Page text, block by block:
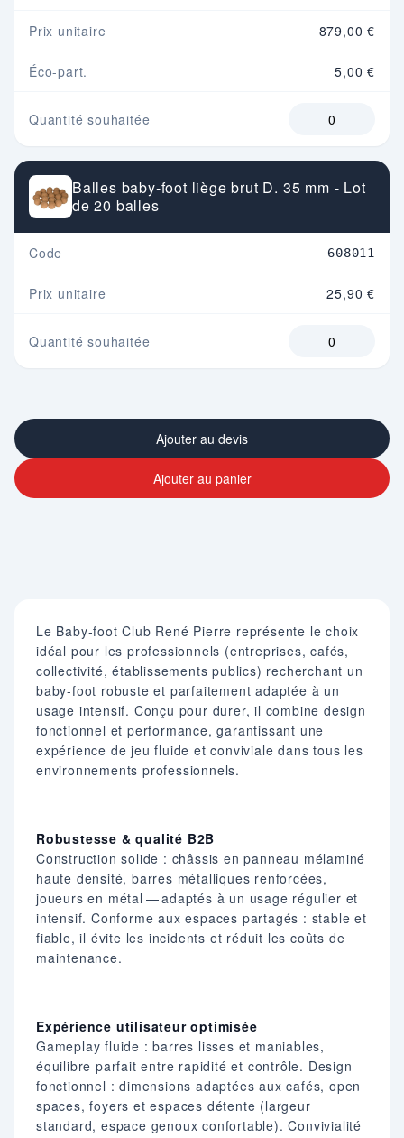
Prix unitaire 879,00 €
Éco-part. 5,00 €
Quantité souhaitée
Balles baby-foot liège brut D. 35 mm - Lot
de 20 balles
Code 608011
Prix unitaire 25,90 €
Quantité souhaitée
Ajouter au devis
Ajouter au panier
Le Baby‑foot Club René Pierre représente le choix
idéal pour les professionnels (entreprises, cafés,
collectivité, établissements publics) recherchant un
baby-foot robuste et parfaitement adaptée à un
usage intensif. Conçu pour durer, il combine design
fonctionnel et performance, garantissant une
expérience de jeu fluide et conviviale dans tous les
environnements professionnels.
Robustesse & qualité B2B
Construction solide : châssis en panneau mélaminé
haute densité, barres métalliques renforcées,
joueurs en métal — adaptés à un usage régulier et
intensif. Conforme aux espaces partagés : stable et
fiable, il évite les incidents et réduit les coûts de
maintenance.
Expérience utilisateur optimisée
Gameplay fluide : barres lisses et maniables,
équilibre parfait entre rapidité et contrôle. Design
fonctionnel : dimensions adaptées aux cafés, open
spaces, foyers et espaces détente (largeur
standard, espace genoux confortable). Convivialité